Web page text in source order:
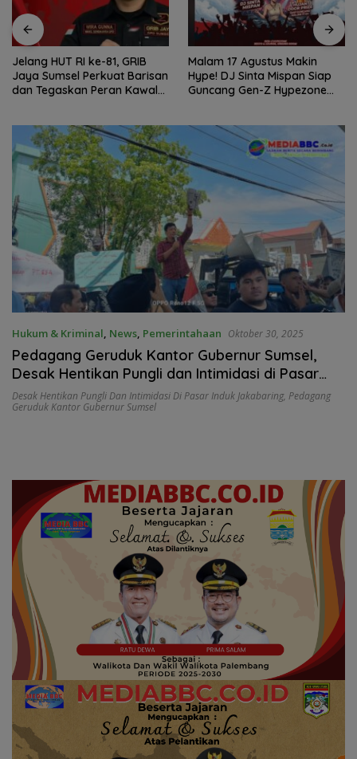
Jelang HUT RI ke-81, GRIB
Jaya Sumsel Perkuat Barisan
dan Tegaskan Peran Kawal
Malam 17 Agustus Makin
Hype! DJ Sinta Mispan Siap
Guncang Gen-Z Hypezone
Hukum & Kriminal, News, Pemerintahaan Oktober 30, 2025
Pedagang Geruduk Kantor Gubernur Sumsel,
Desak Hentikan Pungli dan Intimidasi di Pasar
Induk Jakabaring
Desak Hentikan Pungli Dan Intimidasi Di Pasar Induk Jakabaring, Pedagang
Geruduk Kantor Gubernur Sumsel